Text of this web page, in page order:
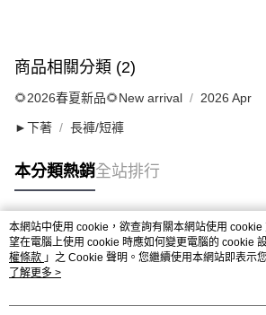
商品相關分類 (2)
🌻2026春夏新品🌻New arrival 2026 Apr
►下著 長褲/短褲
本分類熱銷全站排行
熱門標籤
本網站中使用 cookie，欲查詢有關本網站使用
望在電腦上使用 cookie 時應如何變更電腦的 cookie
權條款 」之 Cookie 聲明。您繼續使用本網站即表示
用條款之 Cookie 聲明使用 cookie。
了解更多 >